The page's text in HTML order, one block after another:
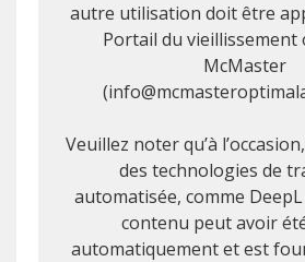
autre utilisation doit être
Portail du vieillissement
McMaster
Veuillez noter qu’à
des technologies de
automatisée, comme
contenu peut avoir
automatiquement et est